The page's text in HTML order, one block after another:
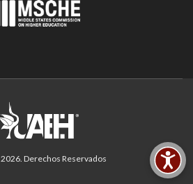
2026. Derechos Reservados